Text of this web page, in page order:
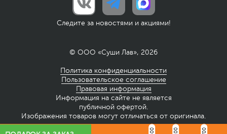
Следите за новостями и акциями!
© ООО «Суши Лав», 2026
Политика конфиденциальности
Пользовательское соглашение
Правовая информация
Информация на сайте не является
публичной офертой.
Изображения товаров могут отличаться от оригинала.